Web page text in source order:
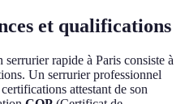
et qualifications
rapide à Paris consiste à
Un serrurier professionnel
attestant de son